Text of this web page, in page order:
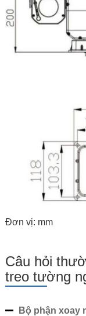
Đơn vị: mm
Câu hỏi
treo tường
Bộ phận xoay